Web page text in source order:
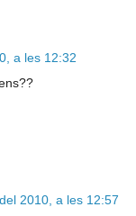
a les 12:32
2010, a les 12:57